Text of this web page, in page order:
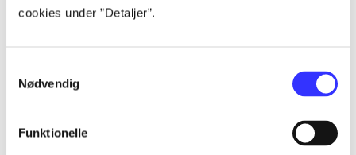
cookies under ”Detaljer”.
Nødvendig
Funktionelle
Artikler
...
...